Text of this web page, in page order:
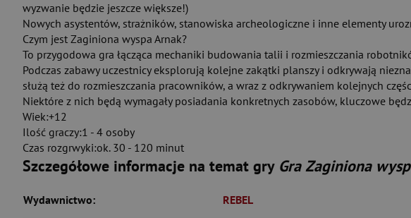
wyzwanie będzie jeszcze większe!)
Nowych asystentów, strażników, stanowiska archeologiczne i inne elementy
Czym jest Zaginiona wyspa Arnak?
To przygodowa gra łącząca mechaniki budowania talii i rozmieszczania
Podczas zabawy uczestnicy eksplorują kolejne zakątki planszy i odkrywają
służą też do rozmieszczania pracowników, a wraz z odkrywaniem kolejnych
Niektóre z nich będą wymagały posiadania konkretnych zasobów, kluczowe
Wiek:+12
Ilość graczy:1 - 4 osoby
Czas rozgrwyki:ok. 30 - 120 minut
Szczegółowe informacje na temat gry Gra Zaginiona
Wydawnictwo: REBEL